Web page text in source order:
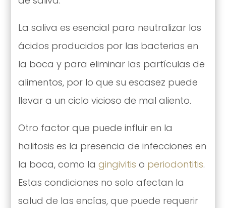
La saliva es esencial para neutralizar los
ácidos producidos por las bacterias en
la boca y para eliminar las partículas de
alimentos, por lo que su escasez puede
llevar a un ciclo vicioso de mal aliento.
Otro factor que puede influir en la
halitosis es la presencia de infecciones en
la boca, como la gingivitis o periodontitis.
Estas condiciones no solo afectan la
salud de las encías, que puede requerir